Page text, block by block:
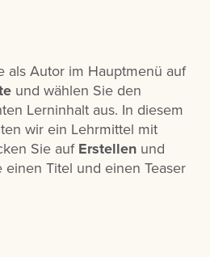
als Autor im Hauptmenü auf
und wählen Sie den
Lerninhalt aus. In diesem
wir ein Lehrmittel mit
Sie aufErstellen und
einen Titel und einen Teaser